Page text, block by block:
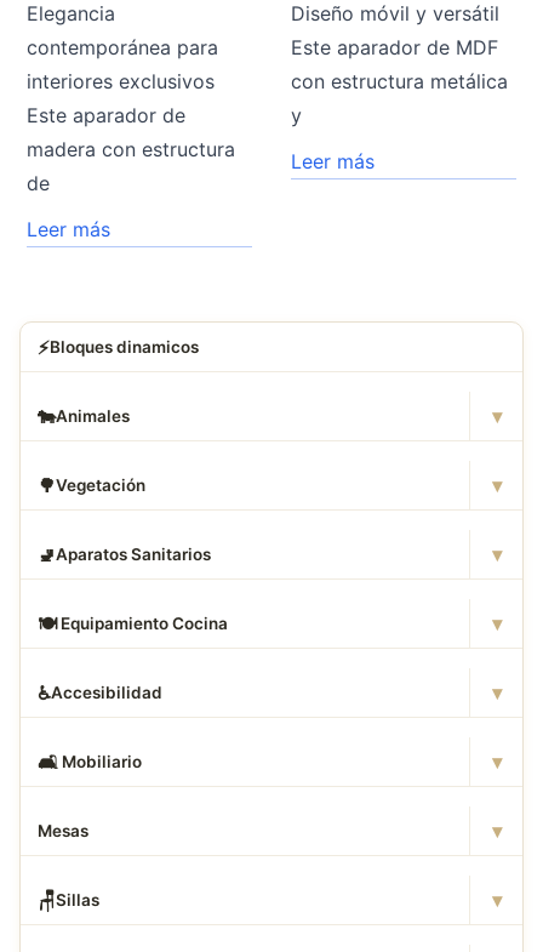
Elegancia
contemporánea para
interiores exclusivos
Este aparador de
madera con estructura
de
Leer más
Diseño móvil y versátil
Este aparador de MDF
con estructura metálica
y
Leer más
⚡Bloques dinamicos
🐄Animales ▾
🌳Vegetación ▾
🚽Aparatos Sanitarios ▾
🍽️ Equipamiento Cocina ▾
♿Accesibilidad ▾
🛋 ️ Mobiliario ▾
Mesas ▾
🪑Sillas ▾